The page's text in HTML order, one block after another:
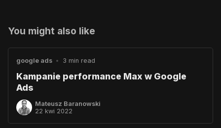
You might also like
google ads • 3 min read
Kampanie performance Max w Google
Ads
Mateusz Baranowski
22 kwi 2022